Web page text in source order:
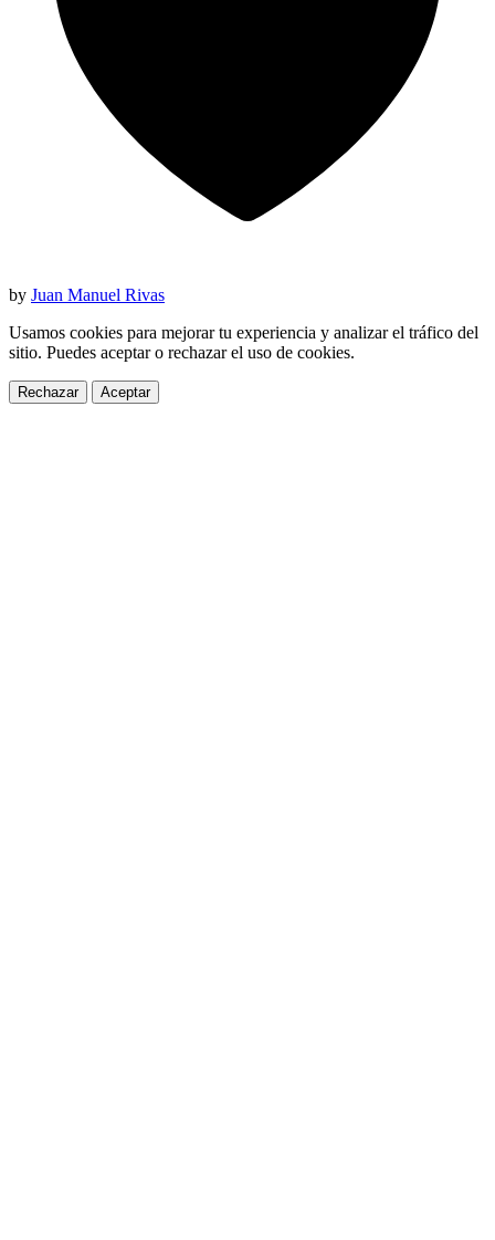
by Juan Manuel Rivas
Usamos cookies para mejorar tu experiencia y analizar el tráfico del
sitio. Puedes aceptar o rechazar el uso de cookies.
Rechazar Aceptar